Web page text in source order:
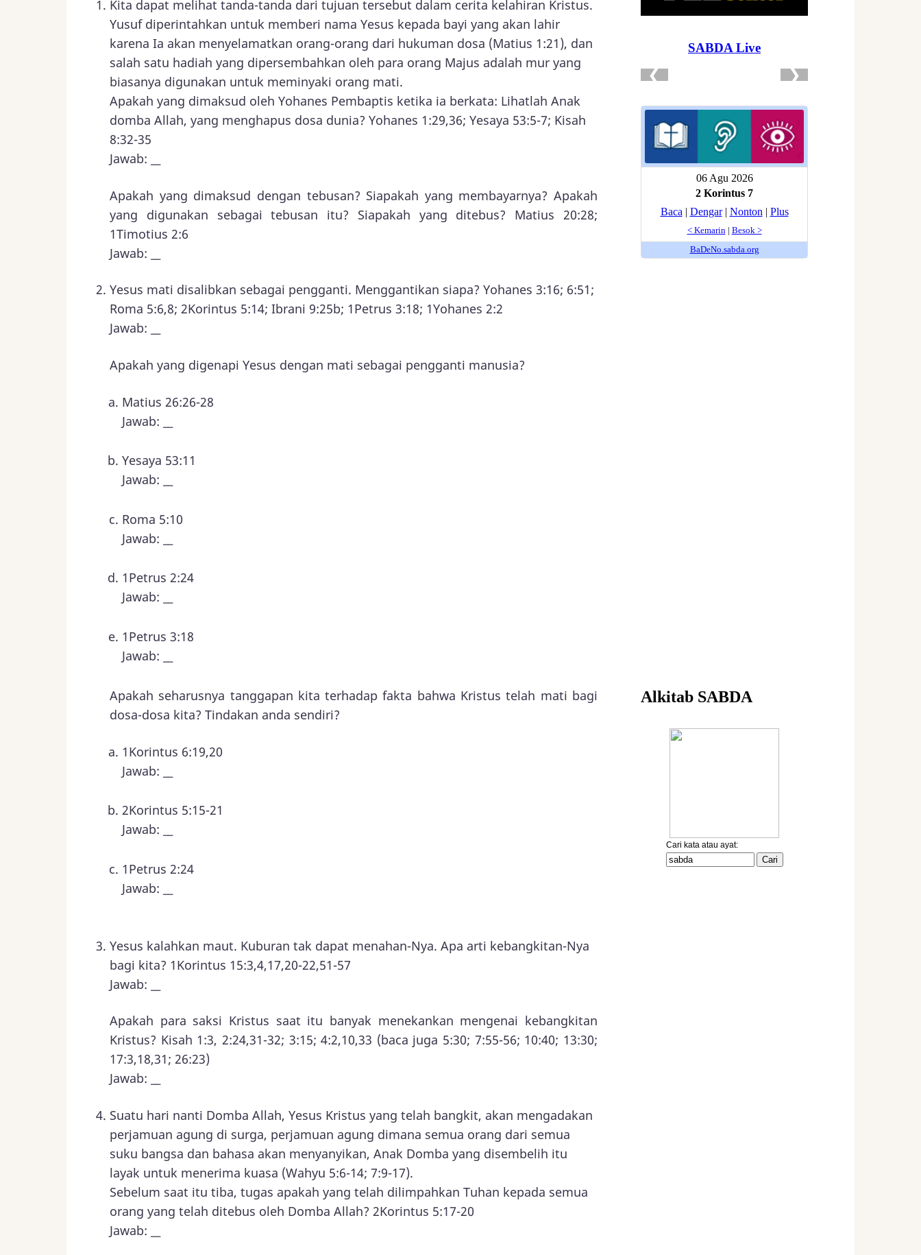
Kita dapat melihat tanda-tanda dari tujuan tersebut dalam cerita kelahiran Kristus.
Yusuf diperintahkan untuk memberi nama Yesus kepada bayi yang akan lahir
karena Ia akan menyelamatkan orang-orang dari hukuman dosa (Matius 1:21), dan
salah satu hadiah yang dipersembahkan oleh para orang Majus adalah mur yang
biasanya digunakan untuk meminyaki orang mati.
Apakah yang dimaksud oleh Yohanes Pembaptis ketika ia berkata: Lihatlah Anak
domba Allah, yang menghapus dosa dunia? Yohanes 1:29,36; Yesaya 53:5-7; Kisah
8:32-35
Jawab: __
Apakah yang dimaksud dengan tebusan? Siapakah yang membayarnya? Apakah
yang digunakan sebagai tebusan itu? Siapakah yang ditebus? Matius 20:28;
1Timotius 2:6
Jawab: __
Yesus mati disalibkan sebagai pengganti. Menggantikan siapa? Yohanes 3:16; 6:51;
Roma 5:6,8; 2Korintus 5:14; Ibrani 9:25b; 1Petrus 3:18; 1Yohanes 2:2
Jawab: __
Apakah yang digenapi Yesus dengan mati sebagai pengganti manusia?
Matius 26:26-28
Jawab: __
Yesaya 53:11
Jawab: __
Roma 5:10
Jawab: __
1Petrus 2:24
Jawab: __
1Petrus 3:18
Jawab: __
Apakah seharusnya tanggapan kita terhadap fakta bahwa Kristus telah mati bagi
dosa-dosa kita? Tindakan anda sendiri?
1Korintus 6:19,20
Jawab: __
2Korintus 5:15-21
Jawab: __
1Petrus 2:24
Jawab: __
Yesus kalahkan maut. Kuburan tak dapat menahan-Nya. Apa arti kebangkitan-Nya
bagi kita? 1Korintus 15:3,4,17,20-22,51-57
Jawab: __
Apakah para saksi Kristus saat itu banyak menekankan mengenai kebangkitan
Kristus? Kisah 1:3, 2:24,31-32; 3:15; 4:2,10,33 (baca juga 5:30; 7:55-56; 10:40; 13:30;
17:3,18,31; 26:23)
Jawab: __
Suatu hari nanti Domba Allah, Yesus Kristus yang telah bangkit, akan mengadakan
perjamuan agung di surga, perjamuan agung dimana semua orang dari semua
suku bangsa dan bahasa akan menyanyikan, Anak Domba yang disembelih itu
layak untuk menerima kuasa (Wahyu 5:6-14; 7:9-17).
Sebelum saat itu tiba, tugas apakah yang telah dilimpahkan Tuhan kepada semua
orang yang telah ditebus oleh Domba Allah? 2Korintus 5:17-20
Jawab: __